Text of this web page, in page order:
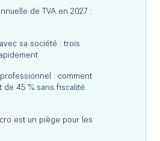
de TVA en 2027 :
sa société : trois
: comment
45 % sans fiscalité
est un piège pour les